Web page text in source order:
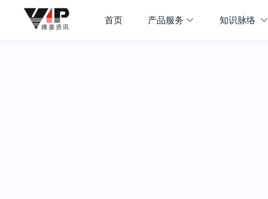
首页 产品服务 知识脉络